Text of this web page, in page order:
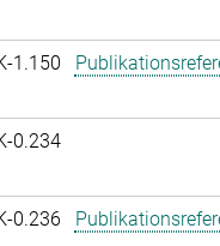
1.150
0.234
0.236